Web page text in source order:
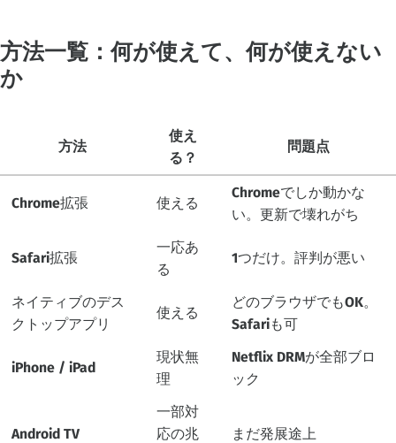
方法一覧：何が使えて、何が使えない
か
方法
使え
る？
問題点
Chrome拡張 使える
Chromeでしか動かな
い。更新で壊れがち
Safari拡張
一応あ
る
1つだけ。評判が悪い
ネイティブのデス
クトップアプリ
使える
どのブラウザでもOK。
Safariも可
iPhone / iPad
現状無
理
Netflix DRMが全部ブロ
ック
Android TV
一部対
応の兆
まだ発展途上